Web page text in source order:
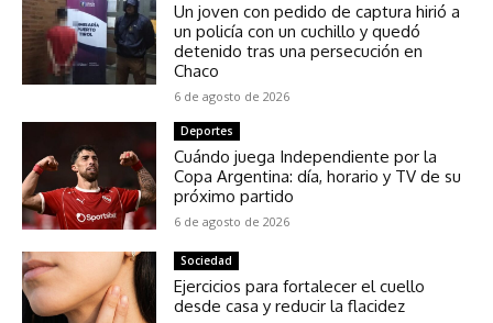
Un joven con pedido de captura hirió a
un policía con un cuchillo y quedó
detenido tras una persecución en
Chaco
6 de agosto de 2026
Deportes
Cuándo juega Independiente por la
Copa Argentina: día, horario y TV de su
próximo partido
6 de agosto de 2026
Sociedad
Ejercicios para fortalecer el cuello
desde casa y reducir la flacidez